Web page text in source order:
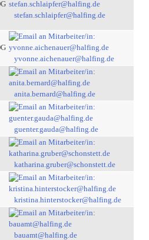
stefan.schlaipfer@halfing.de
yvonne.aichenauer@halfing.de
anita.bernard@halfing.de
guenter.gauda@halfing.de
katharina.gruber@schonstett.de
kristina.hinterstocker@halfing.de
bauamt@halfing.de